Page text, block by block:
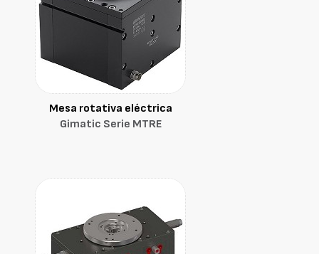
Mesa rotativa eléctrica
Gimatic Serie MTRE